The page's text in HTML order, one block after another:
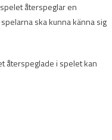
återspeglar en
ska kunna känna sig
återspeglade i spelet kan